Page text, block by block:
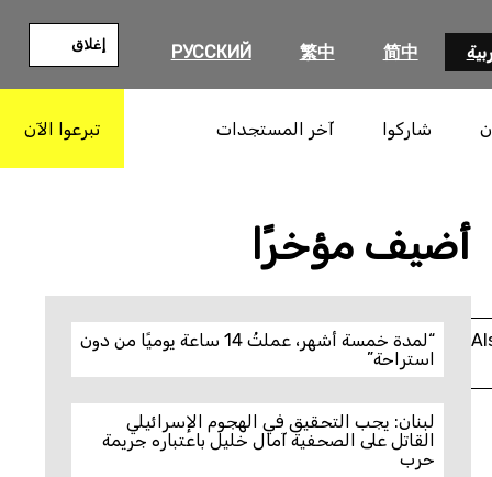
简中
繁中
РУССКИЙ إغلاق
شاركوا آخر المستجدات تبرعوا الآن
أضيف مؤخرًا
“لمدة خمسة أشهر، عملتُ 14 ساعة يوميًا من دون
استراحة”
لبنان: يجب التحقيق في الهجوم الإسرائيلي
القاتل على الصحفية آمال خليل باعتباره جريمة
حرب